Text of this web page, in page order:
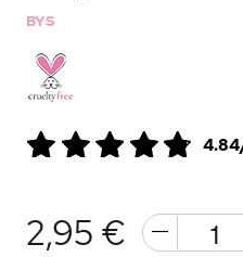
BYS
2,95 €